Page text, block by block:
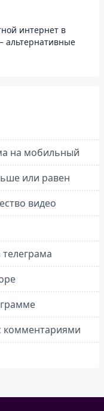
интернет в
альтернативные
на мобильный
или равен
видео
телеграма
комментариями